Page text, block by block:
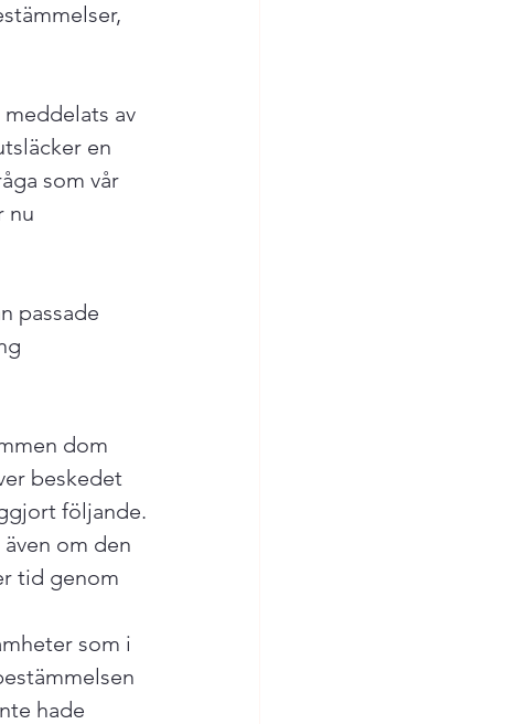
av
en
som vår
nu
passade
dom
beskedet
följande.
om den
tid genom
som i
hade